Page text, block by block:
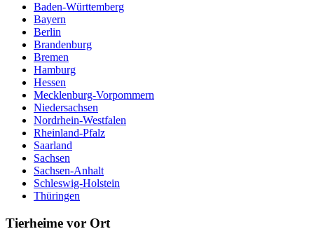
Baden-Württemberg
Bayern
Berlin
Brandenburg
Bremen
Hamburg
Hessen
Mecklenburg-Vorpommern
Niedersachsen
Nordrhein-Westfalen
Rheinland-Pfalz
Saarland
Sachsen
Sachsen-Anhalt
Schleswig-Holstein
Thüringen
Tierheime vor Ort